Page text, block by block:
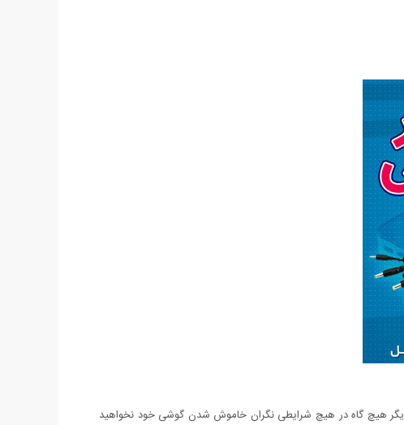
با این شارژر دیگر هیچ گاه در هیچ شرایطی نگران خاموش شدن گوشی خود نخواهید